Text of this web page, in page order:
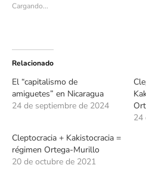
Cargando...
Relacionado
El “capitalismo de
amiguetes” en Nicaragua
24 de septiembre de 2024
24
Cleptocracia + Kakistocracia =
régimen Ortega-Murillo
20 de octubre de 2021